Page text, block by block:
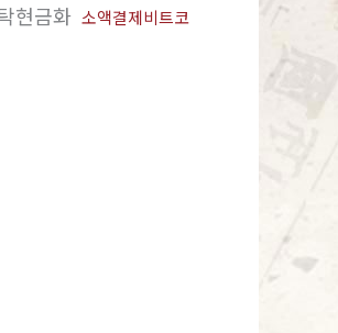
현금화 소액결제비트코